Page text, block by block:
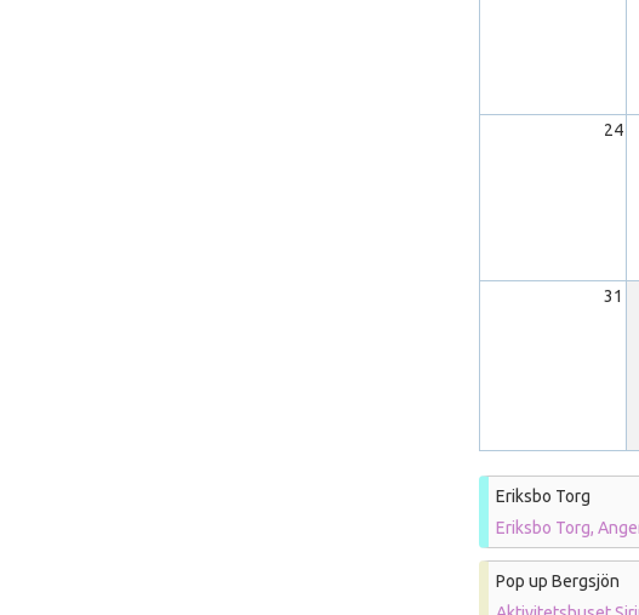
24
31
Eriksbo Torg
Eriksbo Torg,
Pop up Bergsjön